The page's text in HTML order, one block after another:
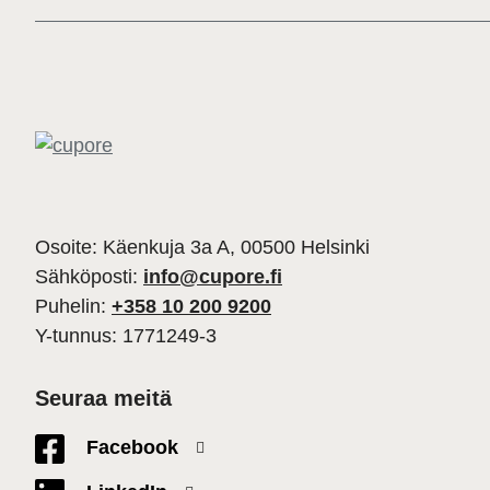
Osoite: Käenkuja 3a A, 00500 Helsinki
Sähköposti: info@cupore.fi
Puhelin: +358 10 200 9200
Y-tunnus: 1771249-3
Seuraa meitä
Facebook